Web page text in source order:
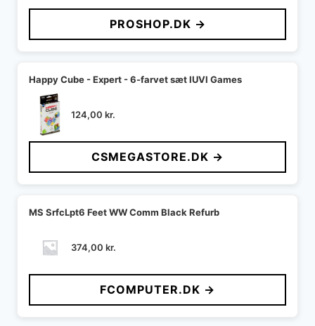
PROSHOP.DK →
Happy Cube - Expert - 6-farvet sæt IUVI Games
124,00 kr.
CSMEGASTORE.DK →
MS SrfcLpt6 Feet WW Comm Black Refurb
374,00 kr.
FCOMPUTER.DK →